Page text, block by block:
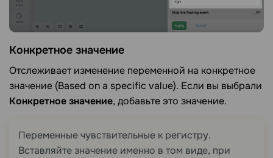
Конкретное значение
Отслеживает изменение переменной на конкретное
значение (Based on a specific value). Если вы выбрали
Конкретное значение, добавьте это значение.
Переменные чувствительные к регистру.
Вставляйте значение именно в том виде, при